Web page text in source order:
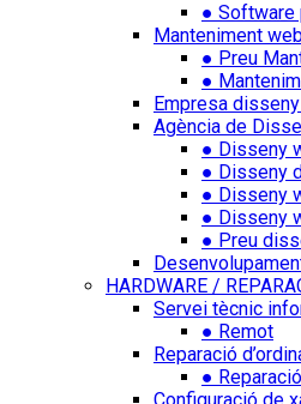
● Software
Manteniment
● Preu
●
Empresa
Agència de
● Disseny
● Disseny
● Disseny
● Disseny
● Preu
HARDWARE /
Servei tècnic
● Remot
Reparació
●